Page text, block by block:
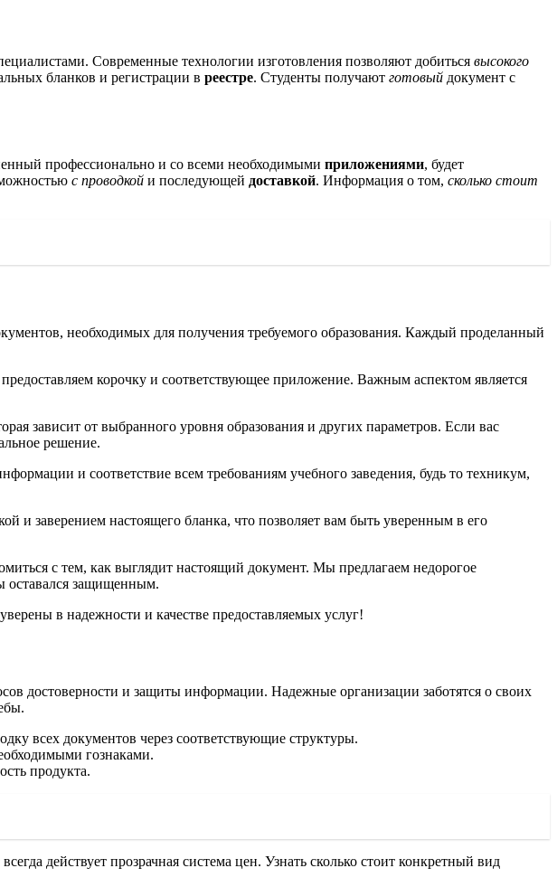
Современные технологии изготовления позволяют добиться высокого
бланков и регистрации в реестре. Студенты получают готовый документ с
профессионально и со всеми необходимыми приложениями, будет
с проводкой и последующей доставкой. Информация о том, сколько стоит
необходимых для получения требуемого образования. Каждый проделанный
корочку и соответствующее приложение. Важным аспектом является
зависит от выбранного уровня образования и других параметров. Если вас
решение.
и соответствие всем требованиям учебного заведения, будь то техникум,
и заверением настоящего бланка, что позволяет вам быть уверенным в его
с тем, как выглядит настоящий документ. Мы предлагаем недорогое
оставался защищенным.
уверены в надежности и качестве предоставляемых услуг!
достоверности и защиты информации. Надежные организации заботятся о своих
всех документов через соответствующие структуры.
гознаками.
продукта.
действует прозрачная система цен. Узнать сколько стоит конкретный вид